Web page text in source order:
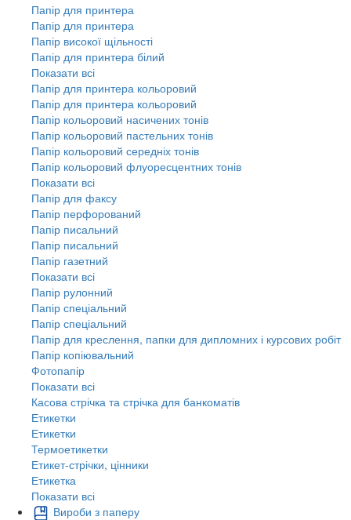
Папір для принтера
Папір для принтера
Папір високої щільності
Папір для принтера білий
Показати всі
Папір для принтера кольоровий
Папір для принтера кольоровий
Папір кольоровий насичених тонів
Папір кольоровий пастельних тонів
Папір кольоровий середніх тонів
Папір кольоровий флуоресцентних тонів
Показати всі
Папір для факсу
Папір перфорований
Папір писальний
Папір писальний
Папір газетний
Показати всі
Папір рулонний
Папір спеціальний
Папір спеціальний
Папір для креслення, папки для дипломних і курсових робіт
Папір копіювальний
Фотопапір
Показати всі
Касова стрічка та стрічка для банкоматів
Етикетки
Етикетки
Термоетикетки
Етикет-стрічки, цінники
Етикетка
Показати всі
Вироби з паперу